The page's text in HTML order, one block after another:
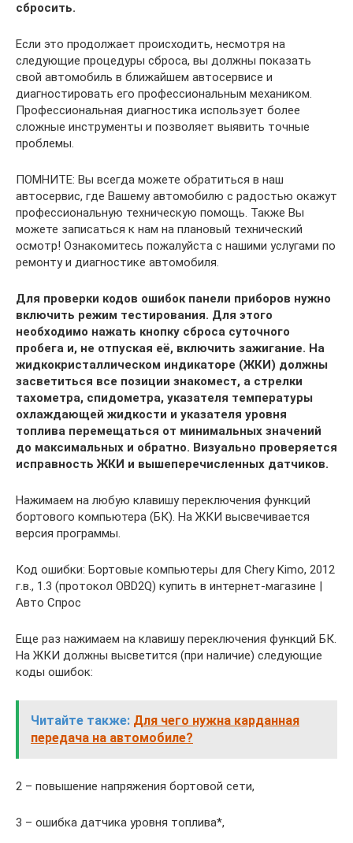
сбросить.
Если это продолжает происходить, несмотря на
следующие процедуры сброса, вы должны показать
свой автомобиль в ближайшем автосервисе и
диагностировать его профессиональным механиком.
Профессиональная диагностика использует более
сложные инструменты и позволяет выявить точные
проблемы.
ПОМНИТЕ: Вы всегда можете обратиться в наш
автосервис, где Вашему автомобилю с радостью окажут
профессиональную техническую помощь. Также Вы
можете записаться к нам на плановый технический
осмотр! Ознакомитесь пожалуйста с нашими услугами по
ремонту и диагностике автомобиля.
Для проверки кодов ошибок панели приборов нужно
включить режим тестирования. Для этого
необходимо нажать кнопку сброса суточного
пробега и, не отпуская её, включить зажигание. На
жидкокристаллическом индикаторе (ЖКИ) должны
засветиться все позиции знакомест, а стрелки
тахометра, спидометра, указателя температуры
охлаждающей жидкости и указателя уровня
топлива перемещаться от минимальных значений
до максимальных и обратно. Визуально проверяется
исправность ЖКИ и вышеперечисленных датчиков.
Нажимаем на любую клавишу переключения функций
бортового компьютера (БК). На ЖКИ высвечивается
версия программы.
Код ошибки: Бортовые компьютеры для Chery Kimo, 2012
г.в., 1.3 (протокол OBD2Q) купить в интернет-магазине |
Авто Спрос
Еще раз нажимаем на клавишу переключения функций БК.
На ЖКИ должны высветится (при наличие) следующие
коды ошибок:
Читайте также: Для чего нужна карданная
передача на автомобиле?
2 – повышение напряжения бортовой сети,
3 – ошибка датчика уровня топлива*,